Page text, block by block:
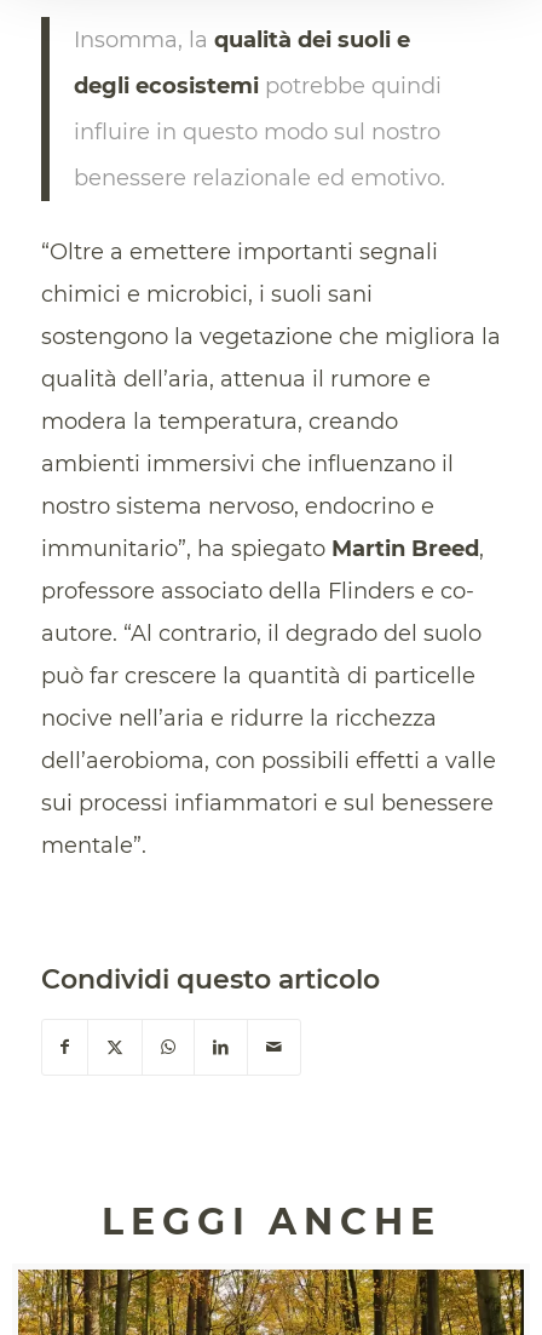
Insomma, la qualità dei suoli e
degli ecosistemipotrebbe quindi
influire in questo modo sul nostro
benessere relazionale ed emotivo.
“Oltre a emettere importanti segnali
chimici e microbici, i suoli sani
sostengono la vegetazione che migliora la
qualità dell’aria, attenua il rumore e
modera la temperatura, creando
ambienti immersivi che influenzano il
nostro sistema nervoso, endocrino e
immunitario”, ha spiegato Martin Breed,
professore associato della Flinders e co-
autore. “Al contrario, il degrado del suolo
può far crescere la quantità di particelle
nocive nell’aria e ridurre la ricchezza
dell’aerobioma, con possibili effetti a valle
sui processi infiammatori e sul benessere
mentale”.
Condividi questo articolo
LEGGI ANCHE